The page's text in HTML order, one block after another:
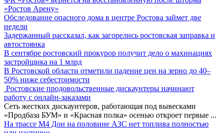
«Ростов Арену»
Обследование опасного дома в центре Ростова займет две
недели
Задержанный рассказал, как загорелись ростовская заправка и
автостоянка
В сентябре ростовский прокурор получит дело о махинациях
застройщика на 1 млрд
В Ростовской области отметили падение цен на зерно до 40–
50% ниже себестоимости
Ростовские продовольственные дискаунтеры начинают
работу с онлайн-заказами
Сеть жестких дискаунтеров, работающая под вывесками
«Продбаза БУМ» и «Красная полка» осенью откроет первые ...
На трассе М4 Дон на половине АЗС нет топлива полностью